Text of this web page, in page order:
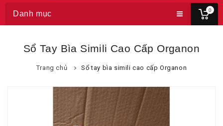
0
Danh mục
Sổ Tay Bìa Simili Cao Cấp Organon
Trang chủ Sổ tay bìa simili cao cấp Organon